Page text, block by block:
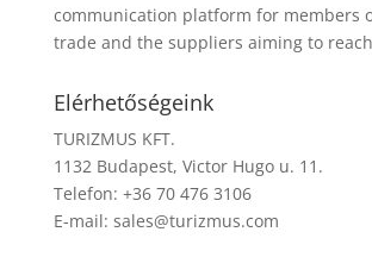
communication platform for members
trade and the suppliers aiming to
Elérhetőségeink
TURIZMUS KFT.
1132 Budapest, Victor Hugo u. 11.
Telefon: +36 70 476 3106
E-mail: sales@turizmus.com